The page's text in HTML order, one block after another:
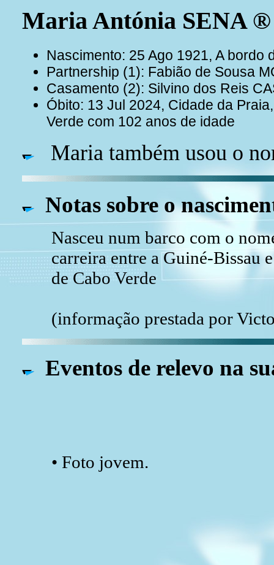
Maria Antónia SENA
Nascimento: 25 Ago 1921, A bordo
Partnership (1): Fabião de Sousa
Casamento (2): Silvino dos Reis
Óbito: 13 Jul 2024, Cidade da
Verde com 102 anos de idade
Maria também usou o
Notas sobre o
Nasceu num barco com o
carreira entre a Guiné-Bissau
de Cabo Verde
(informação prestada por
Eventos de relevo na
• Foto jovem.